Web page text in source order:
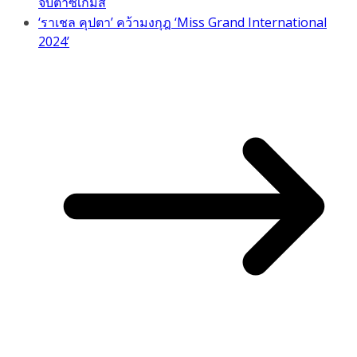
‘ราเชล คุปตา’ คว้ามงกุฎ ‘Miss Grand International
2024’